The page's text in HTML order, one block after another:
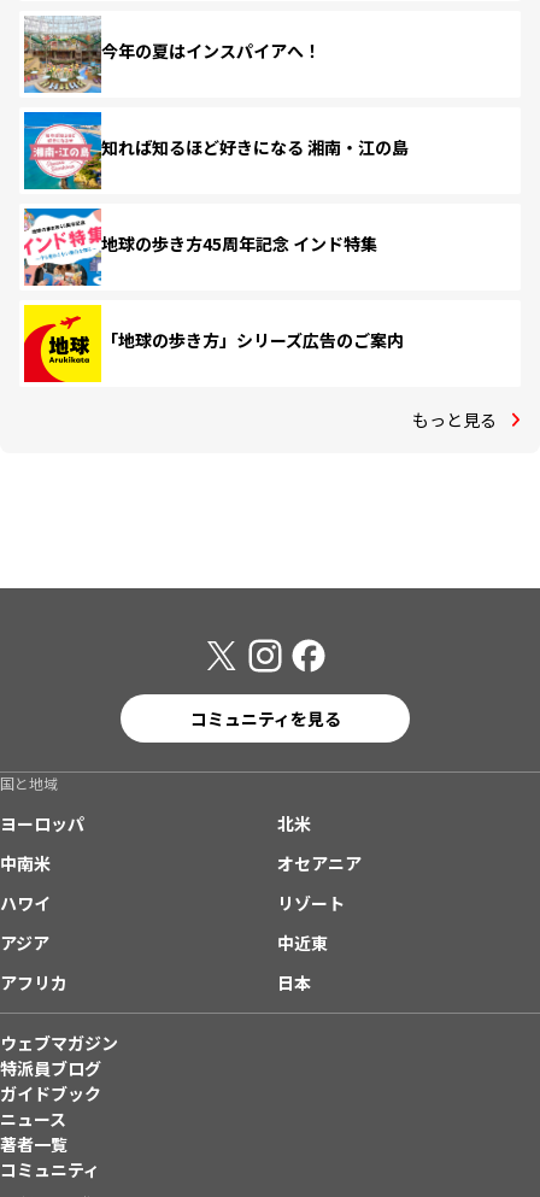
今年の夏はインスパイアへ！
知れば知るほど好きになる 湘南・江の島
地球の歩き方45周年記念 インド特集
「地球の歩き方」シリーズ広告のご案内
もっと見る
コミュニティを見る
国と地域
ヨーロッパ
北米
中南米
オセアニア
ハワイ
リゾート
アジア
中近東
アフリカ
日本
ウェブマガジン
特派員ブログ
ガイドブック
ニュース
著者一覧
コミュニティ